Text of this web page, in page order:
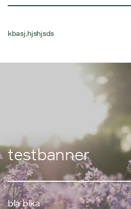
kbasj,hjshjsds
testbanner
bla blka